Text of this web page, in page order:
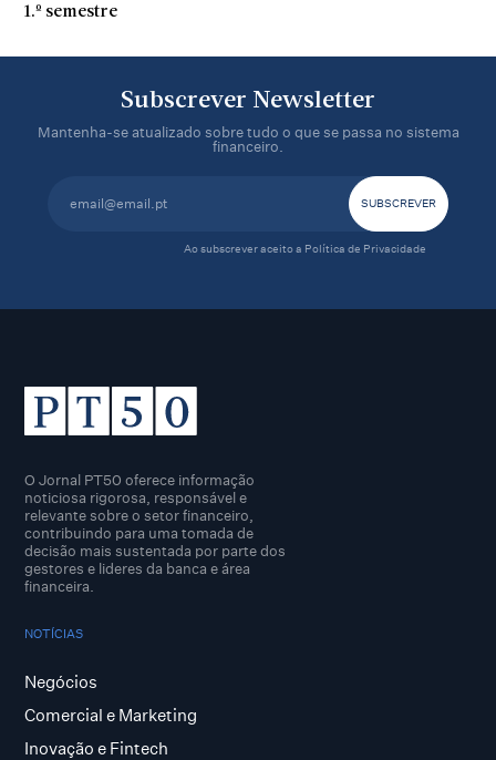
1.º semestre
Subscrever Newsletter
Mantenha-se atualizado sobre tudo o que se passa no sistema
financeiro.
Ao subscrever aceito a Política de Privacidade
O Jornal PT50 oferece informação
noticiosa rigorosa, responsável e
relevante sobre o setor financeiro,
contribuindo para uma tomada de
decisão mais sustentada por parte dos
gestores e lideres da banca e área
financeira.
NOTÍCIAS
Negócios
Comercial e Marketing
Inovação e Fintech